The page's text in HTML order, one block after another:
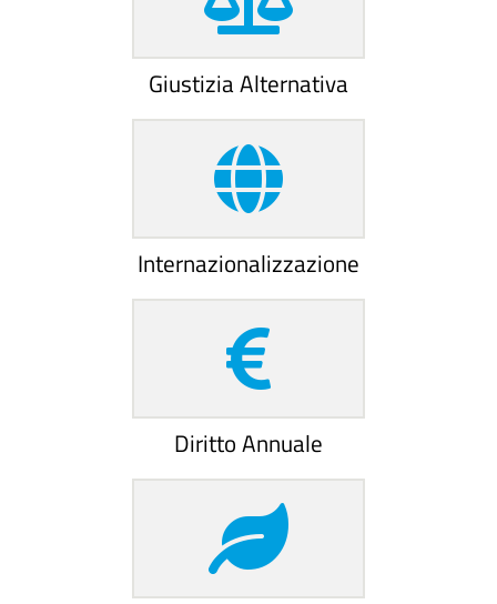
Giustizia Alternativa
Internazionalizzazione
Diritto Annuale